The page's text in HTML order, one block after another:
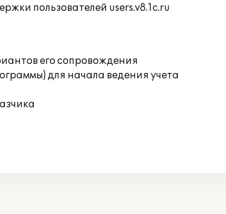
пользователей users.v8.1c.ru
его сопровождения
для начала ведения учета